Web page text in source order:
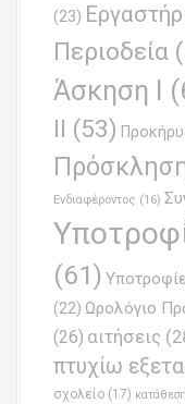
(23)
Περιοδεία
Άσκηση Ι
ΙΙ (53)
Ενδιαφέροντος (16)
(61)
(22) Ωρολόγιο
(26) αιτήσεις
πτυχίω
σχολείο (17)